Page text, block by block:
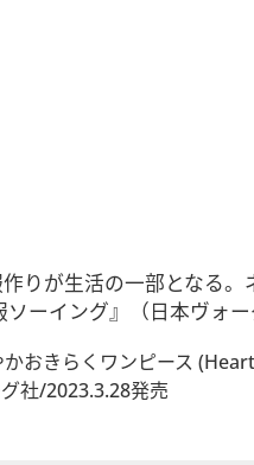
りが生活の一部となる
ーイング』（日本ヴォー
かおきらくワンピース
社/2023.3.28発売